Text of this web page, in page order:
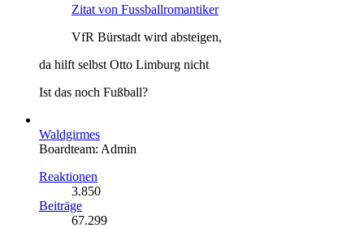
Zitat von Fussballromantiker
VfR Bürstadt wird absteigen,
da hilft selbst Otto Limburg nicht
Ist das noch Fußball?
Waldgirmes
Boardteam: Admin
Reaktionen
3.850
Beiträge
67.299